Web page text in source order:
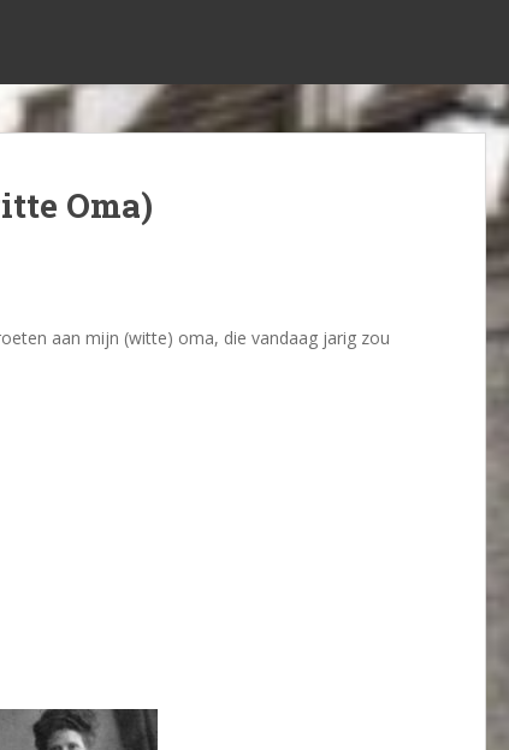
Oma)
aan mijn (witte) oma, die vandaag jarig zou